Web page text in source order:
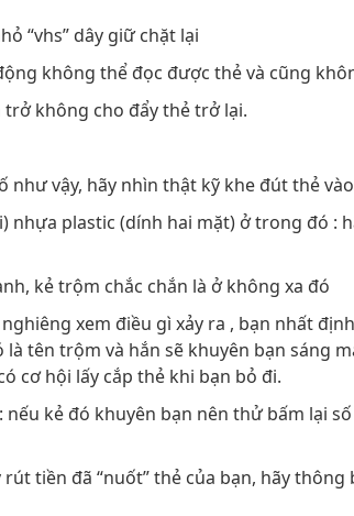
“vhs” dây giữ chặt lại
không thể đọc được thẻ và cũng
không cho đẩy thẻ trở lại.
như vậy, hãy nhìn thật kỹ khe đút thẻ
nhựa plastic (dính hai mặt) ở trong đó :
kẻ trộm chắc chắn là ở không xa đó
xem điều gì xảy ra , bạn nhất
là tên trộm và hắn sẽ khuyên bạn sáng
cơ hội lấy cắp thẻ khi bạn bỏ đi.
kẻ đó khuyên bạn nên thử bấm lại
tiền đã “nuốt” thẻ của bạn, hãy thông